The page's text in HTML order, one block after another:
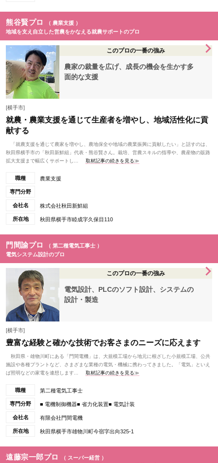
熊谷賢プロ
（ 農業支援 ）
地域を支え自立した営農をかなえる就農サポートのプロ
このプロの一番の強み
農家の裁量を広げ、成長の機会を生かす多
面的な支援
[横手市]
就農・農業支援を通じて生産者を増やし、地域活性化に貢
献する
「就農支援を通じて農家を増やし、農地保全や地域の農業振興に貢献したい」と話すのは、
秋田県横手市の「秋田新鮮組」代表・熊谷賢さん。栽培、営農スキルの指導や、農産物の販路
拡大支援まで幅広くサポートし...
取材記事の続きを見る≫
職種 農業支援
専門分野
会社名 株式会社秋田新鮮組
所在地 秋田県横手市睦成字久保目110
門間諭プロ
（ 第二種電気工事士 ）
電気システム設計のプロ
このプロの一番の強み
電気設計、PLCのソフト設計、システムの
設計・製造
[横手市]
豊富な経験と確かな技術でお客さまのニーズに応えます
秋田県・雄物川町にある「門間電機」は、大規模工場から地元に根ざした小規模工場、公共
施設や各種プラントなど、さまざまな業種の電気・機械に携わってきました。「電気」といえ
ば照明などの家電を連想します...
取材記事の続きを見る≫
職種 第二種電気工事士
専門分野 ■ 電機制御機器■ 省力化装置■ 電気計装
会社名 有限会社門間電機
所在地 秋田県横手市雄物川町今宿字出向325-1
遠藤宗一郎プロ
（ スーパー経営 ）